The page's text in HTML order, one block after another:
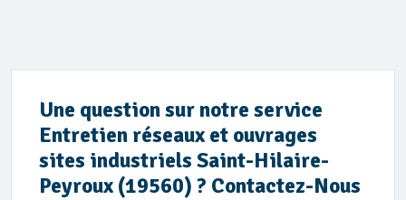
Une question sur notre service
Entretien réseaux et ouvrages
sites industriels Saint-Hilaire-
Peyroux (19560) ? Contactez-Nous